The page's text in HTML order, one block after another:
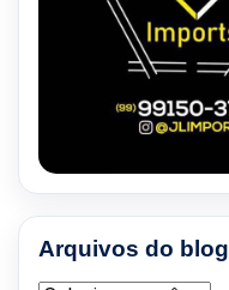
Arquivos do blog